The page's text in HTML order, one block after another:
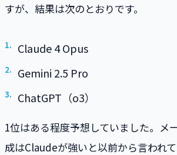
すが、結果は次のとおりです。
Claude 4 Opus
Gemini 2.5 Pro
ChatGPT（o3）
1位はある程度予想していました。メ
成はClaudeが強いと以前から言われ